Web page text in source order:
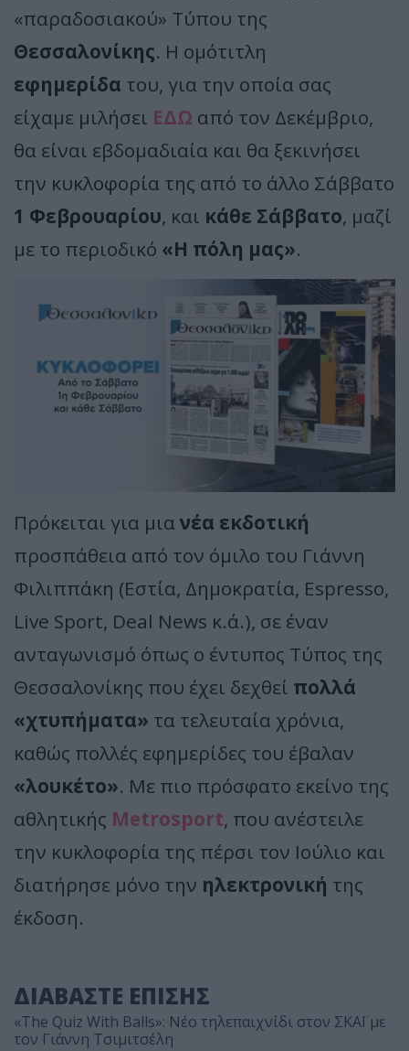
«παραδοσιακού» Τύπου της
Θεσσαλονίκης. Η ομότιτλη
εφημερίδα του, για την οποία σας
είχαμε μιλήσει ΕΔΩ από τον Δεκέμβριο,
θα είναι εβδομαδιαία και θα ξεκινήσει
την κυκλοφορία της από το άλλο Σάββατο
1 Φεβρουαρίου, και κάθε Σάββατο, μαζί
με το περιοδικό «Η πόλη μας».
Πρόκειται για μια νέα εκδοτική
προσπάθεια από τον όμιλο του Γιάννη
Φιλιππάκη (Εστία, Δημοκρατία, Espresso,
Live Sport, Deal News κ.ά.), σε έναν
ανταγωνισμό όπως ο έντυπος Τύπος της
Θεσσαλονίκης που έχει δεχθεί πολλά
«χτυπήματα» τα τελευταία χρόνια,
καθώς πολλές εφημερίδες του έβαλαν
«λουκέτο». Με πιο πρόσφατο εκείνο της
αθλητικής Metrosport, που ανέστειλε
την κυκλοφορία της πέρσι τον Ιούλιο και
διατήρησε μόνο την ηλεκτρονική της
έκδοση.
ΔΙΑΒΑΣΤΕ ΕΠΙΣΗΣ
«The Quiz With Balls»: Νέο τηλεπαιχνίδι στον ΣΚΑΪ με
τον Γιάννη Τσιμιτσέλη